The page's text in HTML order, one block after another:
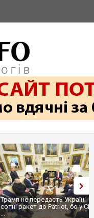
Трамп не передасть Україні
сотні ракет до Patriot, бо у
...